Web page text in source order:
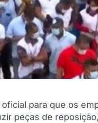
para que os
peças de